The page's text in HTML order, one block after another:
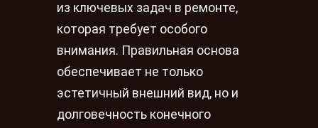
из ключевых задач в ремонте,
которая требует особого
внимания. Правильная основа
обеспечивает не только
эстетичный внешний вид, но и
долговечность конечного